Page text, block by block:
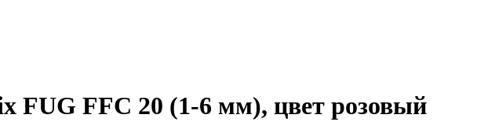
FUG FFC 20 (1-6 мм), цвет розовый